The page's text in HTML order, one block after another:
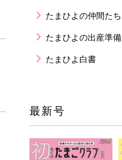
たまひよの仲間たち
たまひよの出産準備
たまひよ白書
最新号